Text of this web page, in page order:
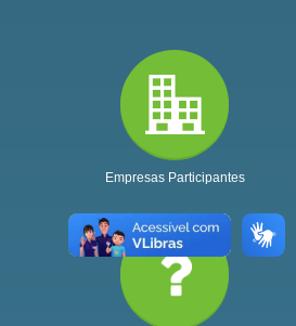
Empresas Participantes